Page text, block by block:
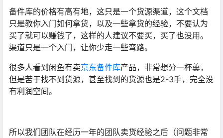
备件库的价格有高有地，这只是一个货源渠道，这个文档
只是教你入门如何拿货，以及一些拿货的经验，不要认为
买了就可以赚钱了，这样的人建议不要买，买了也没用。
渠道只是一个入门，让你少走一些弯路。
很多人看到闲鱼有卖京东备件库产品，非常想分一杯羹，
但是苦于找不到货源，甚至找到的货源也是2-3手，完全没
有利润空间。
所以我们团队在经历一年的团队卖货经验之后（问题非常